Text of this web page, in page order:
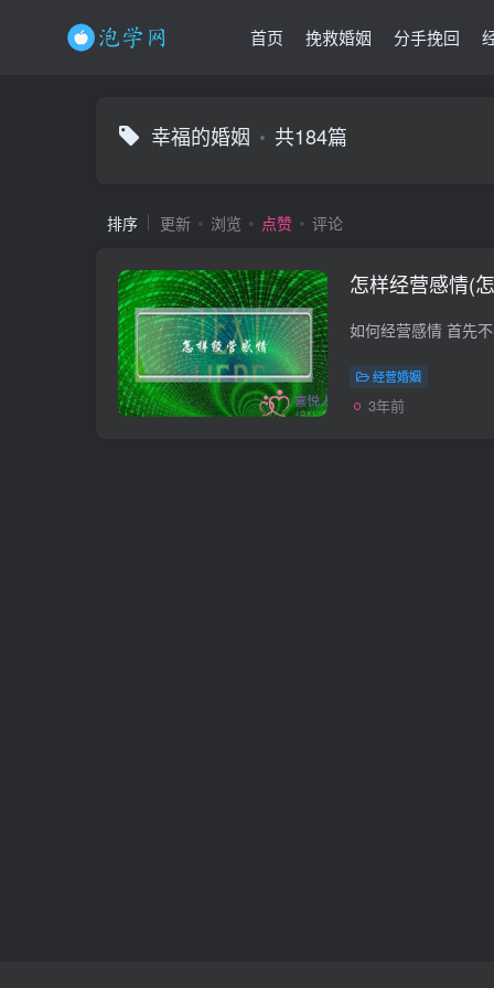
首页 挽救婚姻 分手挽回
幸福的婚姻 共184篇
排序 更新 浏览 点赞 评论
怎样经营感情(
经营婚姻
3年前